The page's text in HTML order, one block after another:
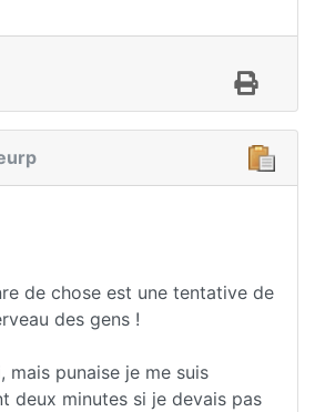
de chose est une tentative de
des gens !
mais punaise je me suis
deux minutes si je devais pas